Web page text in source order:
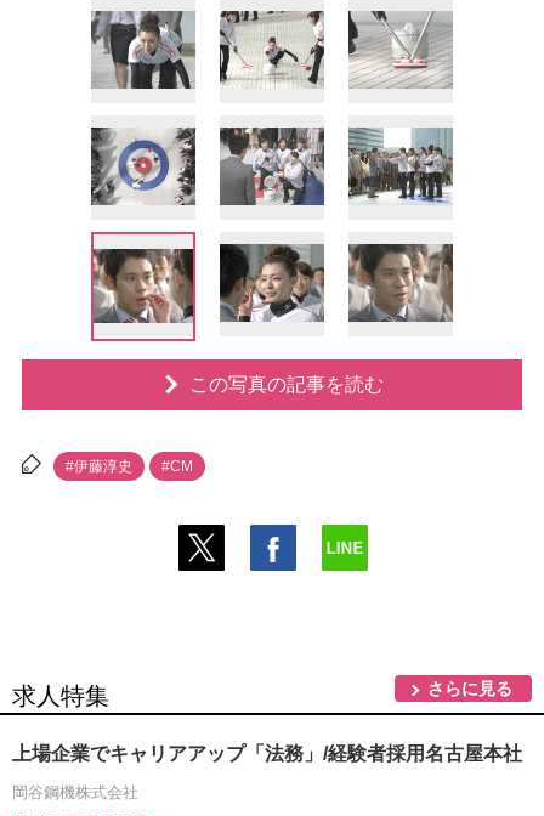
この写真の記事を読む
#伊藤淳史 #CM
求人特集 さらに見る
上場企業でキャリアアップ「法務」/経験者採用名古屋本社
岡谷鋼機株式会社